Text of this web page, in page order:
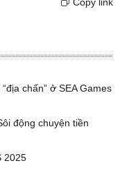
chấn” ở SEA Games
động chuyện tiền
2025